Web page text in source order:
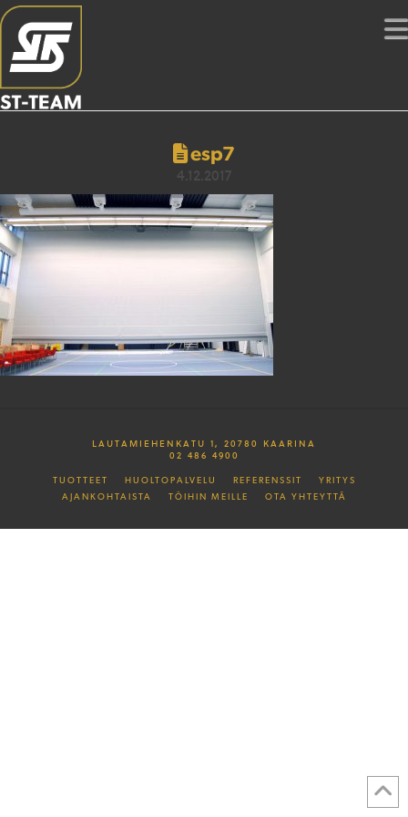
esp7
LAUTAMIEHENKATU 1, 20780 KAARINA
02 486 4900
TUOTTEET HUOLTOPALVELU REFERENSSIT
YRITYS
AJANKOHTAISTA
TÖIHIN MEILLE OTA YHTEYTTÄ